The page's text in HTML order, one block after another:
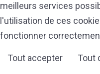
meilleurs services
l'utilisation de ces
fonctionner
Tout accepter Tout